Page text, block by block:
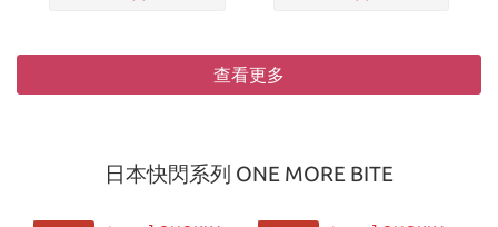
查看更多
日本快閃系列 ONE MORE BITE